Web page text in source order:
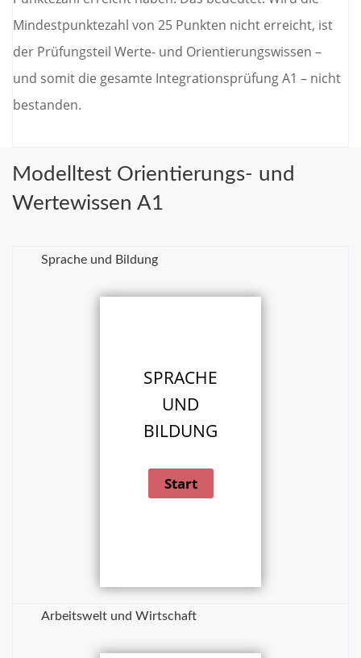
Mindestpunktezahl von 25 Punkten nicht erreicht, ist
der Prüfungsteil Werte- und Orientierungswissen –
und somit die gesamte Integrationsprüfung A1 – nicht
bestanden.
Modelltest Orientierungs- und
Wertewissen A1
Sprache und Bildung
SPRACHE
UND
BILDUNG
Arbeitswelt und Wirtschaft